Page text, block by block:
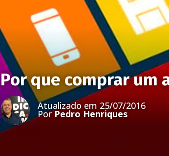
Por que comprar um
Atualizado em 25/07/2016
PorPedro Henriques